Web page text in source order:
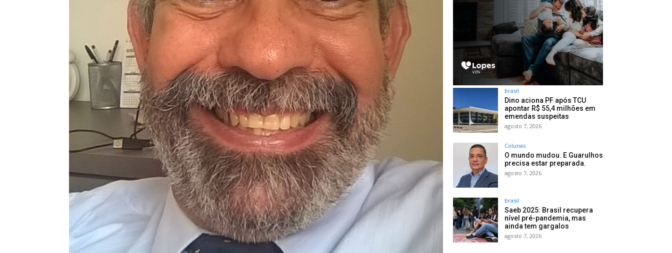
brasil
Dino aciona PF após TCU
apontar R$ 55,4 milhões em
emendas suspeitas
agosto 7, 2026
Colunas
O mundo mudou. E Guarulhos
precisa estar preparada.
agosto 7, 2026
brasil
Saeb 2025: Brasil recupera
nível pré-pandemia, mas
ainda tem gargalos
agosto 7, 2026